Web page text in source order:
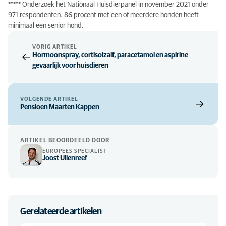
***** Onderzoek het Nationaal Huisdierpanel in november 2021 onder
971 respondenten. 86 procent met een of meerdere honden heeft
minimaal een senior hond.
VORIG ARTIKEL
Hormoonspray, cortisolzalf, paracetamol en aspirine
gevaarlijk voor huisdieren
VOLGENDE ARTIKEL
Pensioen Maarten Kappen
ARTIKEL BEOORDEELD DOOR
EUROPEES SPECIALIST
Joost Uilenreef
Gerelateerde artikelen